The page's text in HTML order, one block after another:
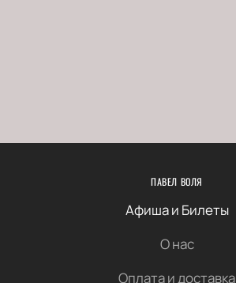
ПАВЕЛ ВОЛЯ
Афиша и Билеты
О нас
Оплата и доставка